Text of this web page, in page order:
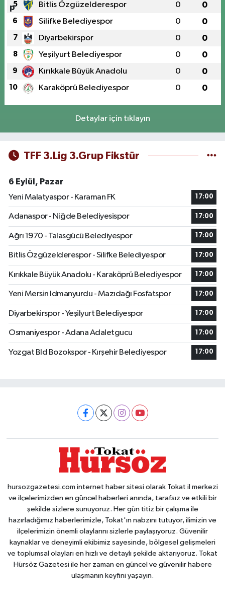
5 Bitlis Özgüzelderespor 0 0
6 Silifke Belediyespor 0 0
7 Diyarbekirspor 0 0
8 Yeşilyurt Belediyespor 0 0
9 Kırıkkale Büyük Anadolu 0 0
10 Karaköprü Belediyespor 0 0
Detaylar için tıklayın
TFF 3.Lig 3.Grup Fikstür
6 Eylül, Pazar
Yeni Malatyaspor - Karaman FK
17:00
Adanaspor - Niğde Belediyesispor 17:00
Ağrı 1970 - Talasgücü Belediyespor 17:00
Bitlis Özgüzelderespor - Silifke Belediyespor 17:00
Kırıkkale Büyük Anadolu - Karaköprü Belediyespor 17:00
Yeni Mersin Idmanyurdu - Mazıdağı Fosfatspor 17:00
Diyarbekirspor - Yeşilyurt Belediyespor 17:00
Osmaniyespor - Adana Adaletgucu 17:00
Yozgat Bld Bozokspor - Kırşehir Belediyespor 17:00
hursozgazetesi.com internet haber sitesi olarak Tokat il merkezi
ve ilçelerimizden en güncel haberleri anında, tarafsız ve etkili bir
şekilde sizlere sunuyoruz. Her gün titiz bir çalışma ile
hazırladığımız haberlerimizle, Tokat'ın nabzını tutuyor, ilimizin ve
ilçelerimizin önemli olaylarını sizlerle paylaşıyoruz. Güvenilir
kaynaklar ve deneyimli ekibimiz sayesinde, bölgesel gelişmeleri
ve toplumsal olayları en hızlı ve detaylı şekilde aktarıyoruz. Tokat
Hürsöz Gazetesi ile her zaman en güncel ve güvenilir habere
ulaşmanın keyfini yaşayın.